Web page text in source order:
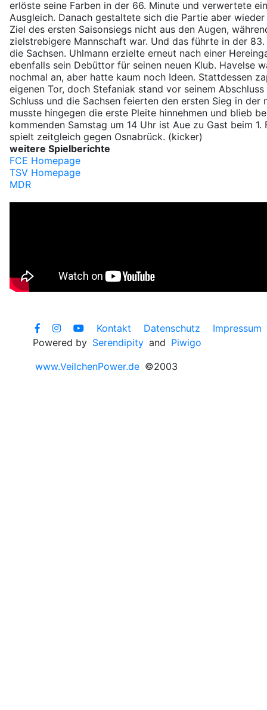
erlöste seine Farben in der 66. Minute und verwertete
Ausgleich. Danach gestaltete sich die Partie aber
Ziel des ersten Saisonsiegs nicht aus den Augen,
zielstrebigere Mannschaft war. Und das führte in der
die Sachsen. Uhlmann erzielte erneut nach einer
ebenfalls sein Debüttor für seinen neuen Klub. Havelse
nochmal an, aber hatte kaum noch Ideen. Stattdessen
eigenen Tor, doch Stefaniak stand vor seinem
Schluss und die Sachsen feierten den ersten Sieg in der
musste hingegen die erste Pleite hinnehmen und blieb
kommenden Samstag um 14 Uhr ist Aue zu Gast beim 1.
spielt zeitgleich gegen Osnabrück. (kicker)
weitere Spielberichte
FCE Homepage
TSV Homepage
MDR
Kontakt Datenschutz
Impressum
Powered by Serendipity and Piwigo
www.VeilchenPower.de ©2003